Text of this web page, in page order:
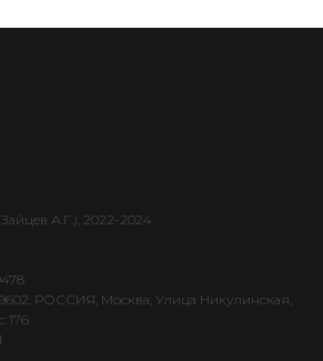
А.Г.), 2022-2024
РОССИЯ, Москва, Улица Никулинская,
176